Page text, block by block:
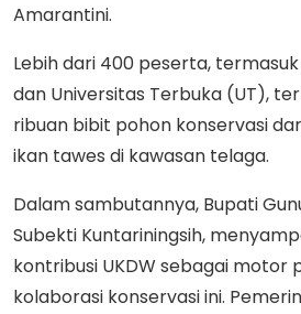
Amarantini.
Lebih dari 400 peserta, termasuk
dan Universitas Terbuka (UT),
ribuan bibit pohon konservasi
ikan tawes di kawasan telaga.
Dalam sambutannya, Bupati
Subekti Kuntariningsih,
kontribusi UKDW sebagai motor
kolaborasi konservasi ini.